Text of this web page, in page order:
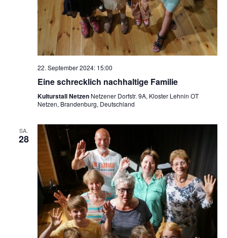
22. September 2024: 15:00
Eine schrecklich nachhaltige Familie
Kulturstall Netzen Netzener Dorfstr. 9A, Kloster Lehnin OT
Netzen, Brandenburg, Deutschland
SA.
28